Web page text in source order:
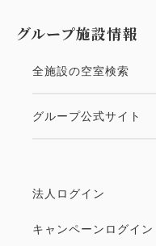
グループ施設情報
全施設の空室検索
グループ公式サイト
法人ログイン
キャンペーンログイン